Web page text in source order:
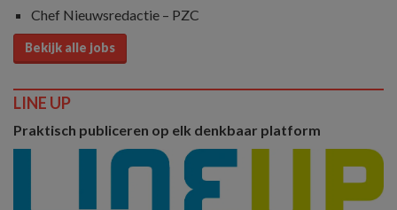
Chef Nieuwsredactie – PZC
Bekijk alle jobs
LINE UP
Praktisch publiceren op elk denkbaar platform